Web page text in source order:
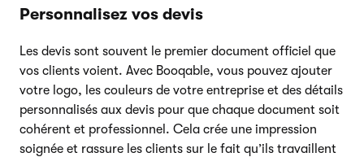
Personnalisez vos devis
Les devis sont souvent le premier document officiel que
vos clients voient. Avec Booqable, vous pouvez ajouter
votre logo, les couleurs de votre entreprise et des détails
personnalisés aux devis pour que chaque document soit
cohérent et professionnel. Cela crée une impression
soignée et rassure les clients sur le fait qu’ils travaillent